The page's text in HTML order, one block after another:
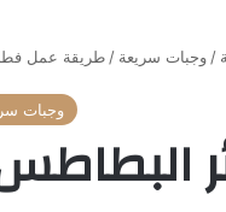
/ وجبات سريعة / طريقة عمل
وجبات